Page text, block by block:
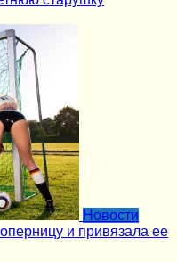
Новости
и привязала ее